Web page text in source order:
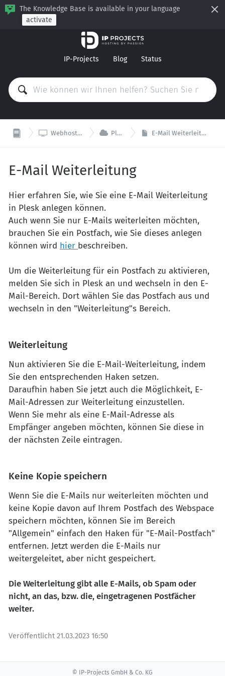
The Knowledge Base is available in your language
activate
IP-Projects Blog Status
 Webhosting  Plesk E-Mail Weiterleitung
E-Mail Weiterleitung
Hier erfahren Sie, wie Sie eine E-Mail Weiterleitung
in Plesk anlegen können.
Auch wenn Sie nur E-Mails weiterleiten möchten,
brauchen Sie ein Postfach, wie Sie dieses anlegen
können wird hier beschreiben.
Um die Weiterleitung für ein Postfach zu aktivieren,
melden Sie sich in Plesk an und wechseln in den E-
Mail-Bereich. Dort wählen Sie das Postfach aus und
wechseln in den "Weiterleitung"s Bereich.
Weiterleitung
Nun aktivieren Sie die E-Mail-Weiterleitung, indem
Sie den entsprechenden Haken setzen.
Daraufhin haben Sie jetzt auch die Möglichkeit, E-
Mail-Adressen zur Weiterleitung einzustellen.
Wenn Sie mehr als eine E-Mail-Adresse als
Empfänger angeben möchten, können Sie diese in
der nächsten Zeile eintragen.
Keine Kopie speichern
Wenn Sie die E-Mails nur weiterleiten möchten und
keine Kopie davon auf Ihrem Postfach des Webspace
speichern möchten, können Sie im Bereich
"Allgemein" einfach den Haken für "E-Mail-Postfach"
entfernen. Jetzt werden die E-Mails nur
weitergeleitet, aber nicht gespeichert.
Die Weiterleitung gibt alle E-Mails, ob Spam oder
nicht, an das, bzw. die, eingetragenen Postfächer
weiter.
Veröffentlicht 21.03.2023 16:50
© IP-Projects GmbH & Co. KG